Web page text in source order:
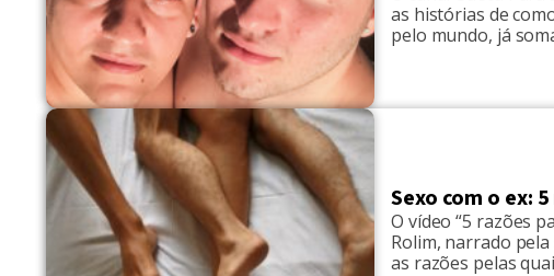
as histórias de
pelo mundo, já
Sexo com o ex:
O vídeo “5 razões
Rolim, narrado
as razões pelas